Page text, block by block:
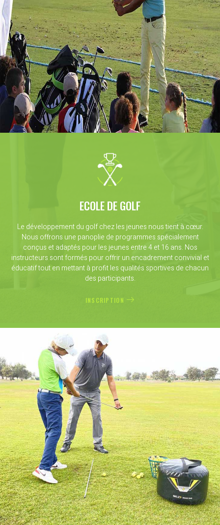
ECOLE DE GOLF
Le développement du golf chez les jeunes nous tient à cœur.
Nous offrons une panoplie de programmes spécialement
conçus et adaptés pour les jeunes entre 4 et 16 ans. Nos
instructeurs sont formés pour offrir un encadrement convivial et
éducatif tout en mettant à profit les qualités sportives de chacun
des participants.
INSCRIPTION